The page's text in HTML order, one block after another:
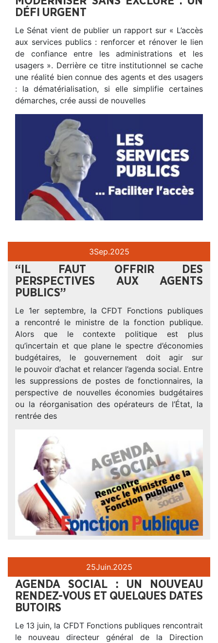
DÉFI URGENT
Le Sénat vient de publier un rapport sur « L’accès
aux services publics : renforcer et rénover le lien
de confiance entre les administrations et les
usagers ». Derrière ce titre institutionnel se cache
une réalité bien connue des agents et des usagers
: la dématérialisation, si elle simplifie certaines
démarches, crée aussi de nouvelles
3Sep.2025
“IL FAUT OFFRIR DES
PERSPECTIVES AUX AGENTS
PUBLICS”
Le 1er septembre, la CFDT Fonctions publiques
a rencontré le ministre de la fonction publique.
Alors que le contexte politique est plus
qu’incertain et que plane le spectre d’économies
budgétaires, le gouvernement doit agir sur
le pouvoir d’achat et relancer l’agenda social. Entre
les suppressions de postes de fonctionnaires, la
perspective de nouvelles économies budgétaires
ou la réorganisation des opérateurs de l’État, la
rentrée des
25Juin.2025
AGENDA SOCIAL : UN NOUVEAU
RENDEZ-VOUS ET QUELQUES DATES
BUTOIRS
Le 13 juin, la CFDT Fonctions publiques rencontrait
le nouveau directeur général de la Direction